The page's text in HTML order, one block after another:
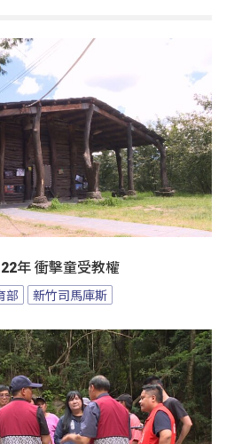
年 衝擊童受教權
部 新竹司馬庫斯